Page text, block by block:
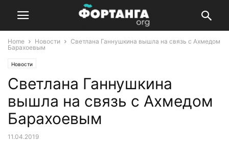
Home Новости
Светлана Ганнушкина вышла на связь с Ахмедом
Барахоевым
Новости
Светлана Ганнушкина
вышла на связь с Ахмедом
Барахоевым
11.04.2019